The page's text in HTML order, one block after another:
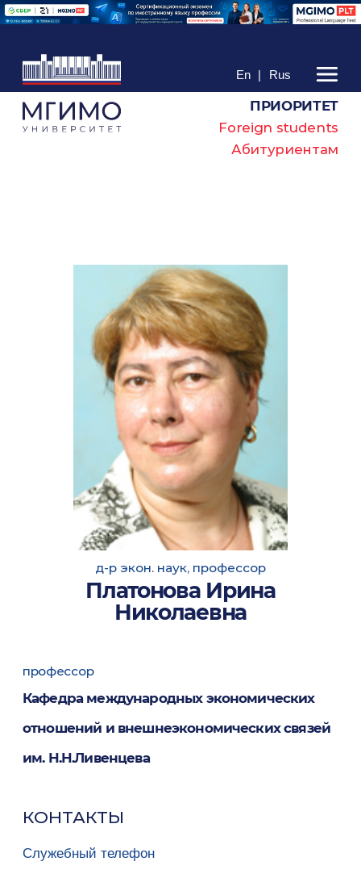
En | Rus
ПРИОРИТЕТ
Foreign students
Абитуриентам
д-р экон. наук, профессор
Платонова Ирина
Николаевна
профессор
Кафедра международных экономических
отношений и внешнеэкономических связей
им. Н.Н.Ливенцева
КОНТАКТЫ
Служебный телефон